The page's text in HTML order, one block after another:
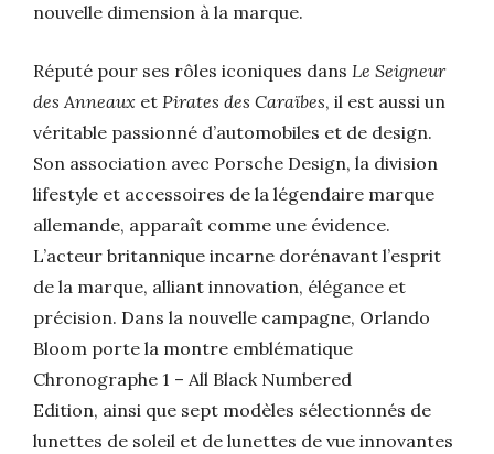
nouvelle dimension à la marque.
Réputé pour ses rôles iconiques dans Le Seigneur
des Anneaux et Pirates des Caraïbes, il est aussi un
véritable passionné d’automobiles et de design.
Son association avec Porsche Design, la division
lifestyle et accessoires de la légendaire marque
allemande, apparaît comme une évidence.
L’acteur britannique incarne dorénavant l’esprit
de la marque, alliant innovation, élégance et
précision. Dans la nouvelle campagne, Orlando
Bloom porte la montre emblématique
Chronographe 1 – All Black Numbered
Edition, ainsi que sept modèles sélectionnés de
lunettes de soleil et de lunettes de vue innovantes